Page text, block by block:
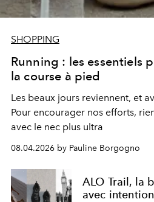
SHOPPING
Running : les essentiels
la course à pied
Les beaux jours reviennent, et
Pour encourager nos efforts,
avec le nec plus ultra
08.04.2026 by Pauline Borgogno
ALO Trail, la
avec intention